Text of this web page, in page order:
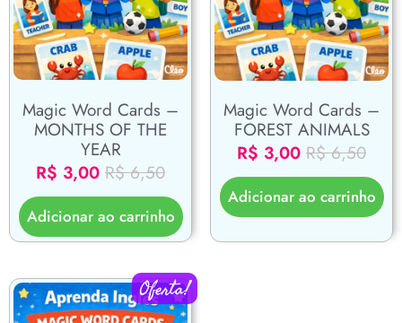
Magic Word Cards –
MONTHS OF THE
YEAR
R$ 3,00 R$6,50
Adicionar ao carrinho
Magic Word Cards –
FOREST ANIMALS
R$ 3,00 R$6,50
Adicionar ao carrinho
Oferta!